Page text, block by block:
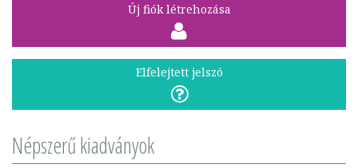
Új fiók létrehozása
Elfelejtett jelszó
Népszerű kiadványok